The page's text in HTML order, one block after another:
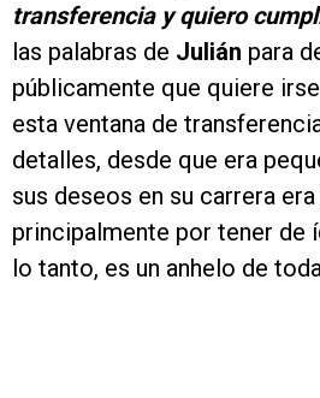
transferencia y quiero
las palabras de Julián para
públicamente que quiere
esta ventana de
detalles, desde que era
sus deseos en su carrera era
principalmente por tener de
lo tanto, es un anhelo de